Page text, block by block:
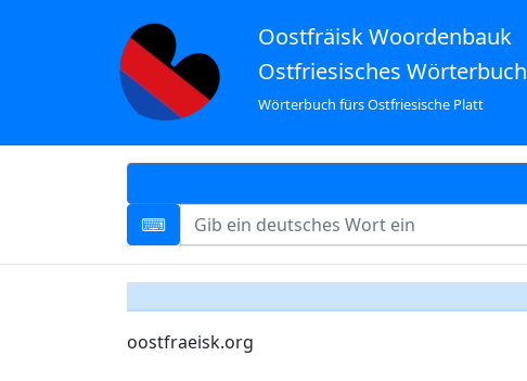
Oostfräisk Woordenbauk
Ostfriesisches Wörterbuch
Wörterbuch fürs Ostfriesische Platt
oostfraeisk.org